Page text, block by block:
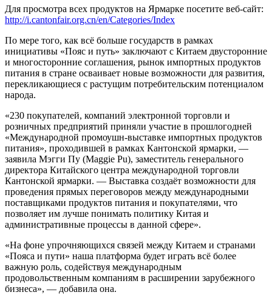
Для просмотра всех продуктов на Ярмарке посетите веб-сайт:
http://i.cantonfair.org.cn/en/Categories/Index
По мере того, как всё больше государств в рамках
инициативы «Пояс и путь» заключают с Китаем двусторонние
и многосторонние соглашения, рынок импортных продуктов
питания в стране осваивает новые возможности для развития,
перекликающиеся с растущим потребительским потенциалом
народа.
«230 покупателей, компаний электронной торговли и
розничных предприятий приняли участие в прошлогодней
«Международной промоушн-выставке импортных продуктов
питания», проходившей в рамках Кантонской ярмарки, —
заявила Мэгги Пу (Maggie Pu), заместитель генерального
директора Китайского центра международной торговли
Кантонской ярмарки. — Выставка создаёт возможности для
проведения прямых переговоров между международными
поставщиками продуктов питания и покупателями, что
позволяет им лучше понимать политику Китая и
административные процессы в данной сфере».
«На фоне упрочняющихся связей между Китаем и странами
«Пояса и пути» наша платформа будет играть всё более
важную роль, содействуя международным
продовольственным компаниям в расширении зарубежного
бизнеса», — добавила она.